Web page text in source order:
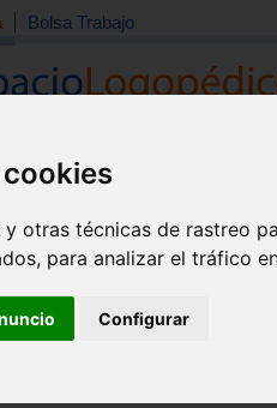
y otras técnicas de rastreo
para analizar el tráfico
Configurar
Bolsa Trabajo
Material